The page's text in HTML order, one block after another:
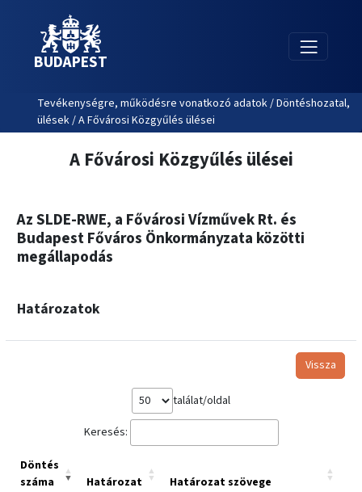
BUDAPEST
Tevékenységre, működésre vonatkozó adatok / Döntéshozatal,
ülések / A Fővárosi Közgyűlés ülései
A Fővárosi Közgyűlés ülései
Az SLDE-RWE, a Fővárosi Vízművek Rt. és
Budapest Főváros Önkormányzata közötti
megállapodás
Határozatok
Vissza
találat/oldal
Keresés:
Döntés
száma
Határozat
Határozat szövege